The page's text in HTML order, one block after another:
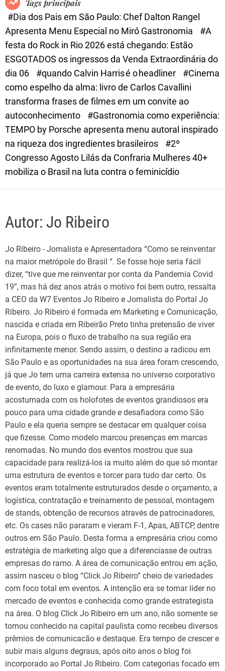
e
Tags principais
#Dia dos Pais em São Paulo: Chef Dalton Rangel
Apresenta Menu Especial no Miró Gastronomia
#A
festa do Rock in Rio 2026 está chegando: Estão
ESGOTADOS os ingressos da Venda Extraordinária do
dia 06
#quando Calvin Harris é o headliner
#Cinema
como espelho da alma: livro de Carlos Cavallini
transforma frases de filmes em um convite ao
autoconhecimento
#Gastronomia como experiência:
TEMPO by Porsche apresenta menu autoral inspirado
na riqueza dos ingredientes brasileiros
#2º
Congresso Agosto Lilás da Confraria Mulheres 40+
mobiliza o Brasil na luta contra o feminicídio
Autor: Jo Ribeiro
Jo Ribeiro - Jornalista e Apresentadora “Como se reinventar
na maior metrópole do Brasil “. Se fosse hoje seria fácil
dizer, “tive que me reinventar por conta da Pandemia Covid
19”, mas há dez anos atrás o motivo foi bem outro, ressalta
a CEO da W7 Eventos Jo Ribeiro e Jornalista do Portal Jo
Ribeiro. Jo Ribeiro é formada em Marketing e Comunicação,
nascida e criada em Ribeirão Preto tinha pretensão de viver
na Europa, pois o fluxo de trabalho na sua região era
infinitamente menor. Sendo assim, o destino a radicou em
São Paulo e as oportunidades na sua área foram crescendo,
já que Jo tem uma carreira extensa no universo corporativo
de evento, do luxo e glamour. Para a empresária
acostumada com os holofotes de eventos grandiosos era
pouco para uma cidade grande e desafiadora como São
Paulo e ela queria sempre se destacar em qualquer coisa
que fizesse. Como modelo marcou presenças em marcas
renomadas. No mundo dos eventos mostrou que sua
capacidade para realizá-los ia muito além do que só montar
uma estrutura de eventos e torcer para tudo dar certo. Os
eventos eram totalmente estruturados desde o orçamento, a
logística, contratação e treinamento de pessoal, montagem
de stands, obtenção de recursos através de patrocinadores,
etc. Os cases não pararam e vieram F-1, Apas, ABTCP, dentre
outros em São Paulo. Desta forma a empresária criou como
estratégia de marketing algo que a diferenciasse de outras
empresas do ramo. A área de comunicação entrou em ação,
assim nasceu o blog “Click Jo Ribeiro” cheio de variedades
com foco total em eventos. A intenção era se tornar líder no
mercado de eventos e conhecida como grande estrategista
na área. O blog Click Jo Ribeiro em um ano, não somente se
tornou conhecido na capital paulista como recebeu diversos
prêmios de comunicacão e destaque. Era tempo de crescer e
subir mais alguns degraus, após oito anos o blog foi
incorporado ao Portal Jo Ribeiro. Com categorias focado em